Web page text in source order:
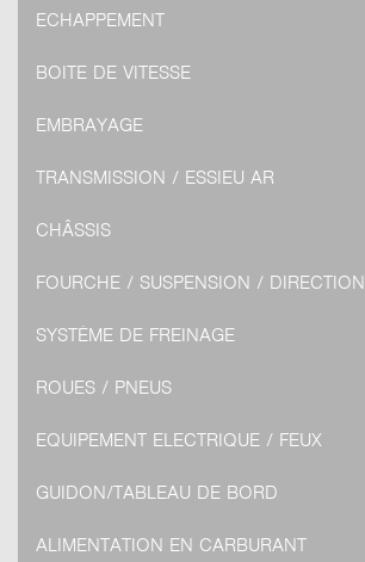
ECHAPPEMENT
BOITE DE VITESSE
EMBRAYAGE
TRANSMISSION / ESSIEU AR
CHÂSSIS
FOURCHE / SUSPENSION / DIRECTION
SYSTÈME DE FREINAGE
ROUES / PNEUS
EQUIPEMENT ELECTRIQUE / FEUX
GUIDON/TABLEAU DE BORD
ALIMENTATION EN CARBURANT